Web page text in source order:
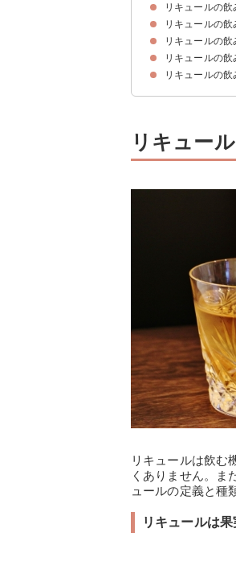
①ストレート
②ロック
③水割り
④炭酸水・ソー
⑤カクテル
リキュールの飲
①モーツァルト
②ディサローノ
③イェーガーマ
リキュールの飲
①シャルトリュ
②ティフィン
③カンパリ
リキュールの飲
①ソーホー
②リモンチェッ
③ルジェ クレ
リキュールの飲
①ペパーミン
②ルジェ クレ
③パッソア
リキュールの
リキュー
リキュールは飲む
くありません。ま
ュールの定義と種
リキュールは